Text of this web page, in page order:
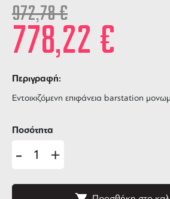
972,78€
778,22 €
Περιγραφή:
Εντοιχιζόμενη επιφάνεια barstation
Ποσότητα
- +